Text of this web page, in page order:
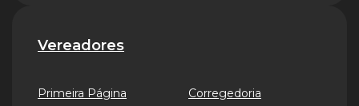
Vereadores
Primeira Página Corregedoria